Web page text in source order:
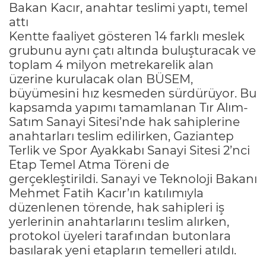
Bakan Kacır, anahtar teslimi yaptı, temel
attı
Kentte faaliyet gösteren 14 farklı meslek
grubunu aynı çatı altında buluşturacak ve
toplam 4 milyon metrekarelik alan
üzerine kurulacak olan BÜSEM,
büyümesini hız kesmeden sürdürüyor. Bu
kapsamda yapımı tamamlanan Tır Alım-
Satım Sanayi Sitesi’nde hak sahiplerine
anahtarları teslim edilirken, Gaziantep
Terlik ve Spor Ayakkabı Sanayi Sitesi 2’nci
Etap Temel Atma Töreni de
gerçekleştirildi. Sanayi ve Teknoloji Bakanı
Mehmet Fatih Kacır’ın katılımıyla
düzenlenen törende, hak sahipleri iş
yerlerinin anahtarlarını teslim alırken,
protokol üyeleri tarafından butonlara
basılarak yeni etapların temelleri atıldı.